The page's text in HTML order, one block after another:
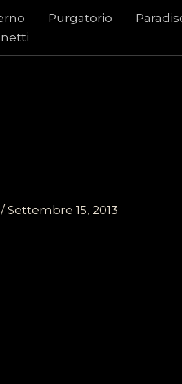
Purgatorio
/ Settembre 15, 2013